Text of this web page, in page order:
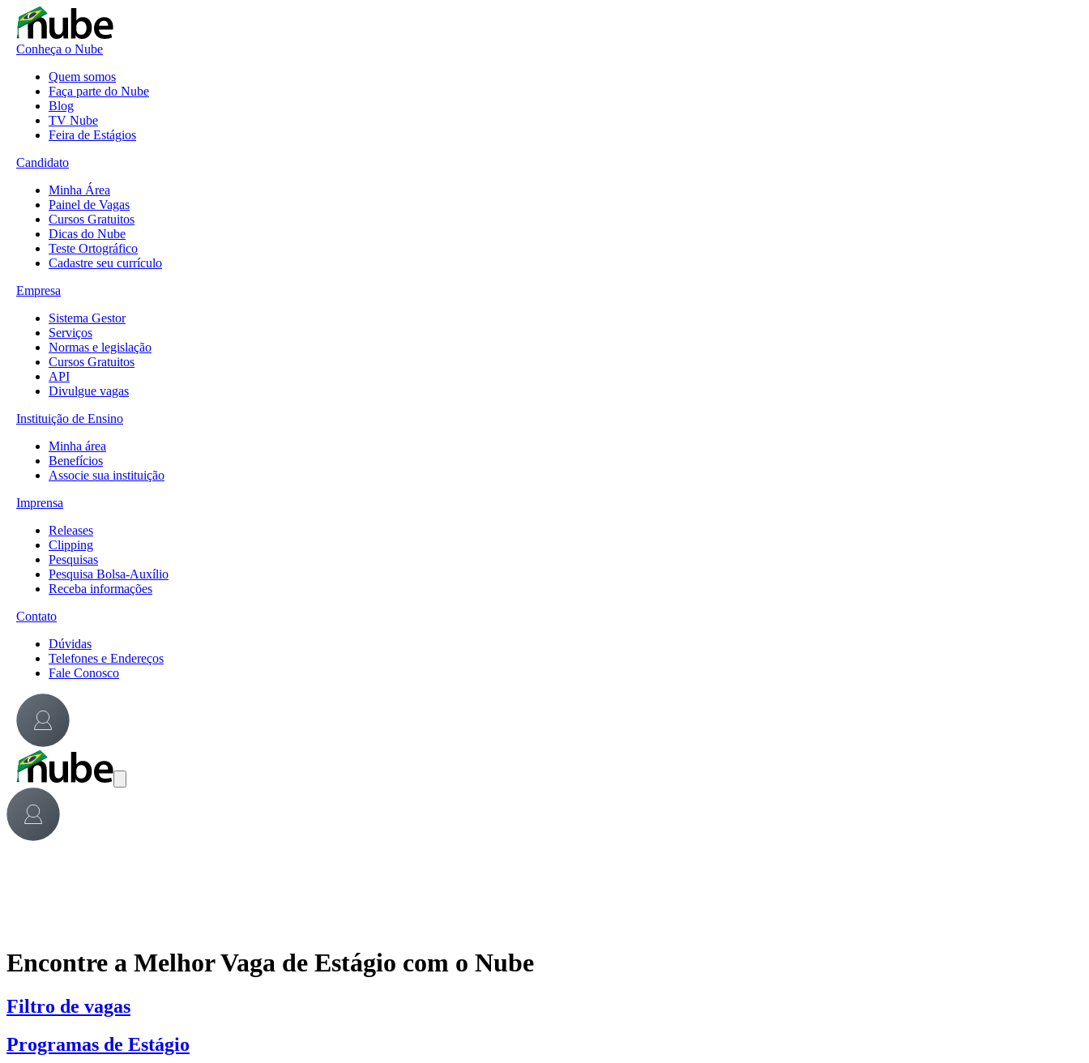
Conheça o Nube
Quem somos
Faça parte do Nube
Blog
TV Nube
Feira de Estágios
Candidato
Minha Área
Painel de Vagas
Cursos Gratuitos
Dicas do Nube
Teste Ortográfico
Cadastre seu currículo
Empresa
Sistema Gestor
Serviços
Normas e legislação
Cursos Gratuitos
API
Divulgue vagas
Instituição de Ensino
Minha área
Benefícios
Associe sua instituição
Imprensa
Releases
Clipping
Pesquisas
Pesquisa Bolsa-Auxílio
Receba informações
Contato
Dúvidas
Telefones e Endereços
Fale Conosco
Encontre a Melhor Vaga de Estágio com o Nube
Filtro de vagas
Programas de Estágio